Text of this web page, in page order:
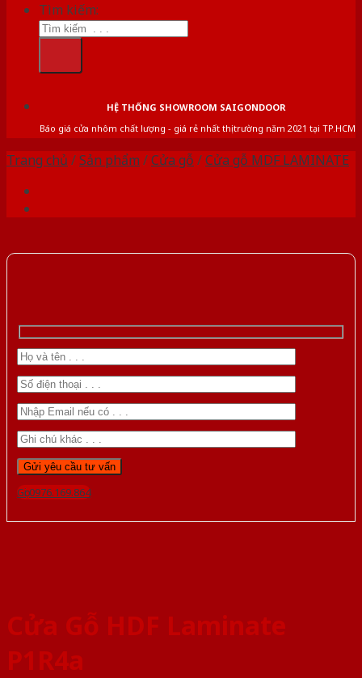
Tìm kiếm:
HỆ THỐNG SHOWROOM SAIGONDOOR
Báo giá cửa nhôm chất lượng - giá rẻ nhất thị trường năm 2021 tại TP.HCM
Trang chủ /Sản phẩm /Cửa gỗ /Cửa gỗ MDF LAMINATE
Gọi 0976.169.864
Cửa Gỗ HDF Laminate
P1R4a